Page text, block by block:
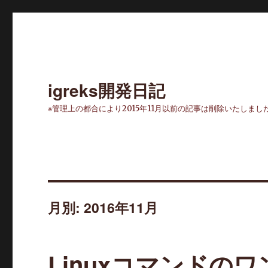
igreks開発日記
※管理上の都合により2015年11月以前の記事は削除いたしまし
月別: 2016年11月